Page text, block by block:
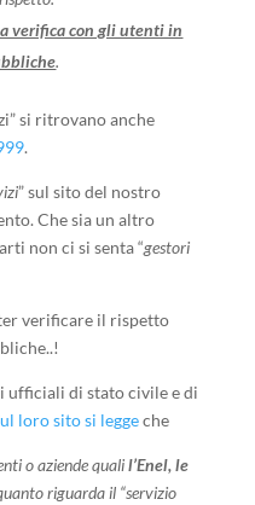
verifica con gli utenti in
.
si ritrovano anche
.
” sul sito del nostro
Che sia un altro
non ci si senta “gestori
verificare il rispetto
ufficiali di stato civile e di
loro sito si leggeche
o aziende qualil’Enel, le
riguarda il “servizio